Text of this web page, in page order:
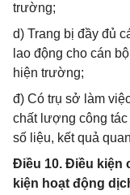
trường;
d) Trang bị đầy đủ
lao động cho cán
hiện trường;
đ) Có trụ sở làm
chất lượng công
số liệu, kết quả
Điều 10. Điều kiện
kiện hoạt động